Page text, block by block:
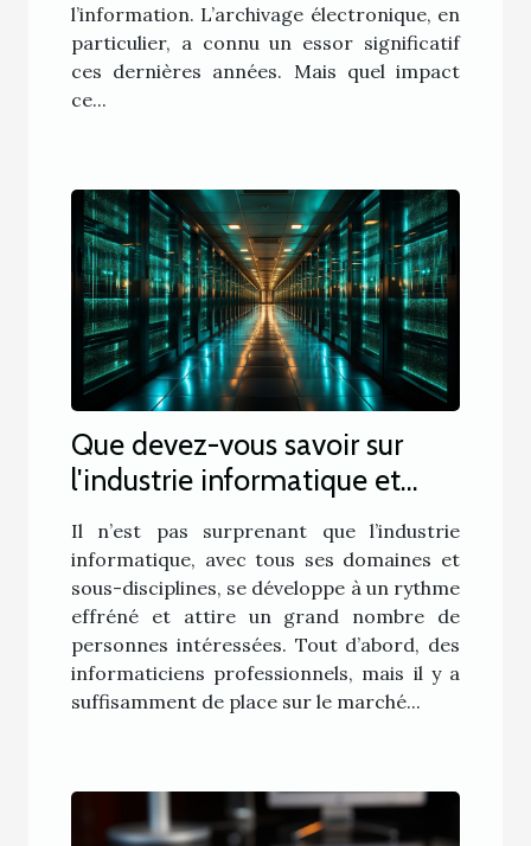
l’information. L’archivage électronique, en
particulier, a connu un essor significatif
ces dernières années. Mais quel impact
ce...
Que devez-vous savoir sur
l'industrie informatique et
comment y réussir ?
Il n’est pas surprenant que l’industrie
informatique, avec tous ses domaines et
sous-disciplines, se développe à un rythme
effréné et attire un grand nombre de
personnes intéressées. Tout d’abord, des
informaticiens professionnels, mais il y a
suffisamment de place sur le marché...